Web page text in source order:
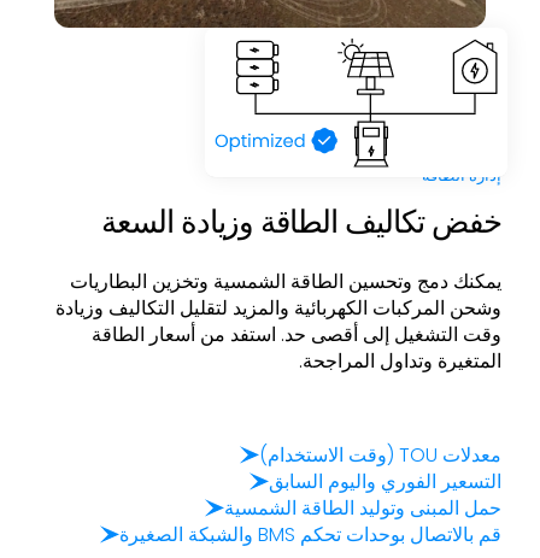
إدارة الطاقة
خفض تكاليف الطاقة وزيادة السعة
يمكنك دمج وتحسين الطاقة الشمسية وتخزين البطاريات
وشحن المركبات الكهربائية والمزيد لتقليل التكاليف وزيادة
وقت التشغيل إلى أقصى حد. استفد من أسعار الطاقة
المتغيرة وتداول المراجحة.
معدلات TOU (وقت الاستخدام)
التسعير الفوري واليوم السابق
حمل المبنى وتوليد الطاقة الشمسية
قم بالاتصال بوحدات تحكم BMS والشبكة الصغيرة